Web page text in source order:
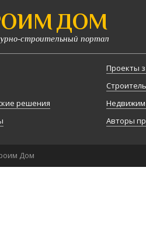
ДОМ
строительный портал
решения
Проекты
Авторы
Дом